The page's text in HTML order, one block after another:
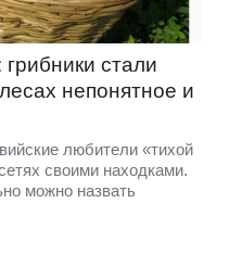
стали
непонятное и
любители «тихой
своими находками.
можно назвать